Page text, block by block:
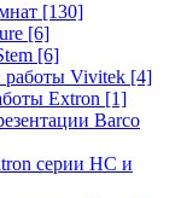
[130]
[6]
[6]
работы Vivitek [4]
Extron [1]
Barco
серии HC и